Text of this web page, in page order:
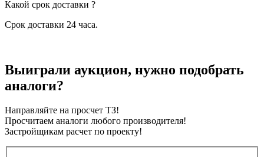
Какой срок доставки ?
Срок доставки 24 часа.
Выиграли аукцион, нужно подобрать
аналоги?
Направляйте на просчет ТЗ!
Просчитаем аналоги любого производителя!
Застройщикам расчет по проекту!